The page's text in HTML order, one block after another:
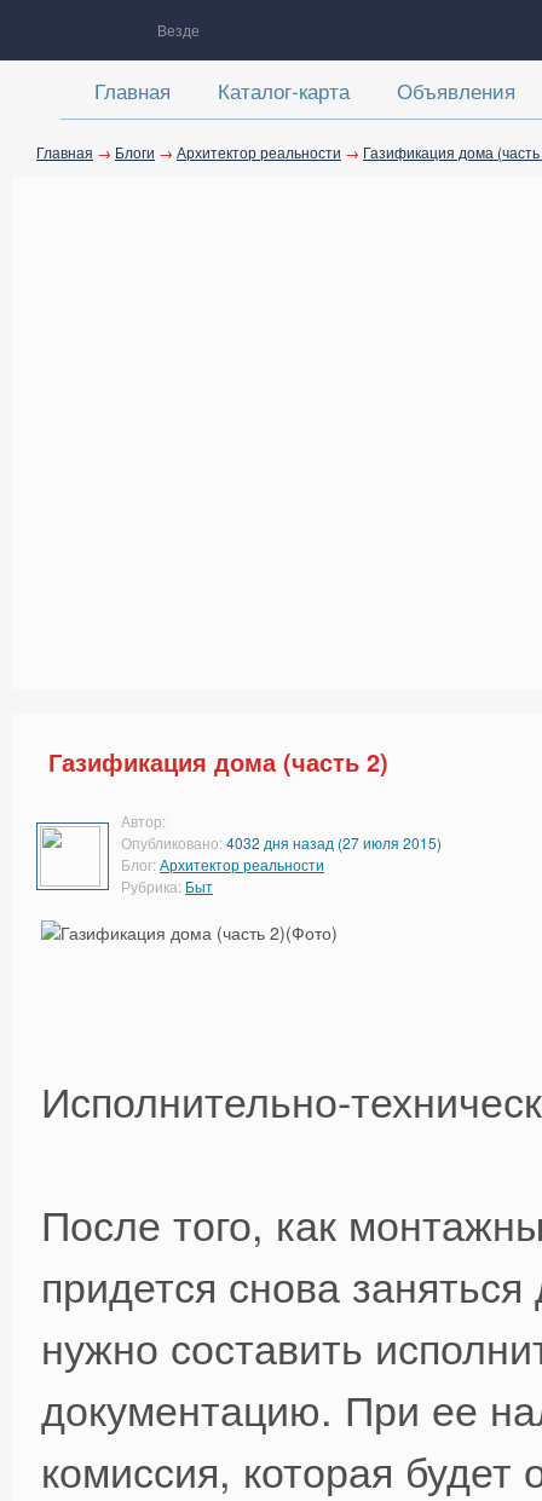
Везде
Главная Каталог-карта Объявления
Главная → Блоги → Архитектор реальности → Газификация дома
Газификация дома (часть 2)
Автор:
Опубликовано: 4032 дня назад (27 июля 2015)
Блог: Архитектор реальности
Рубрика: Быт
Исполнительно-
После того, как
придется снова
нужно составить
документацию. При ее
комиссия, которая будет